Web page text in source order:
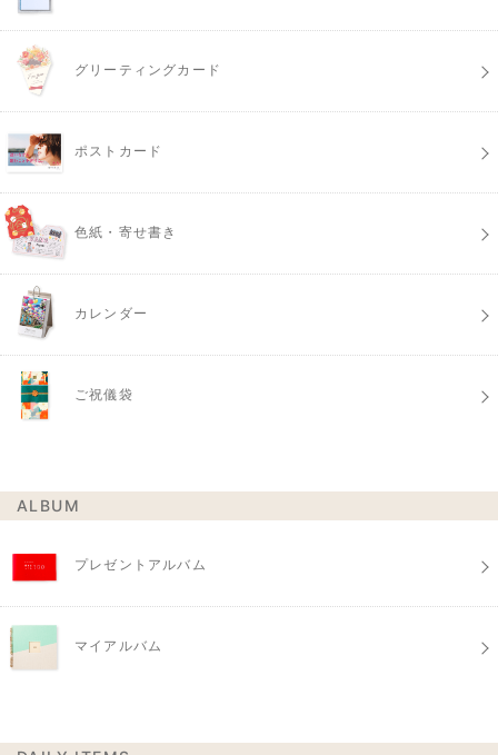
グリーティングカード
ポストカード
色紙・寄せ書き
カレンダー
ご祝儀袋
ALBUM
プレゼントアルバム
マイアルバム